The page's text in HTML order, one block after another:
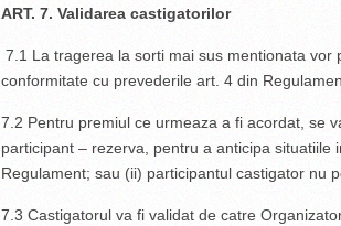
ART. 7. Validarea castigatorilor
7.1 La tragerea la sorti mai sus mentionata
conformitate cu prevederile art. 4 din
7.2 Pentru premiul ce urmeaza a fi acordat, se
participant – rezerva, pentru a anticipa situatiile
Regulament; sau (ii) participantul castigator nu
7.3 Castigatorul va fi validat de catre